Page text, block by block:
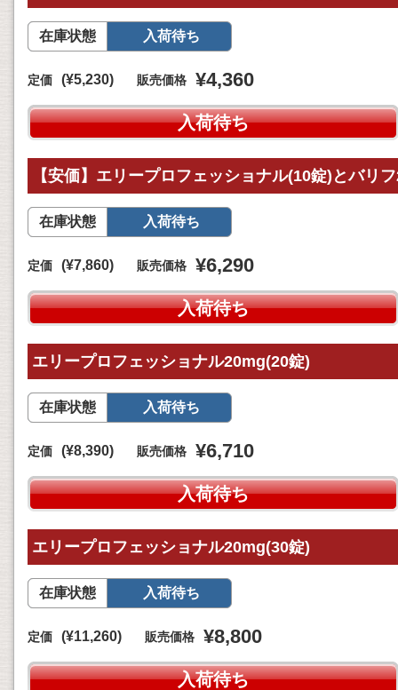
在庫状態 入荷待ち
定価 (¥5,230) 販売価格 ¥4,360
入荷待ち
【安価】エリープロフェッショナル(10錠)とバリ
在庫状態 入荷待ち
定価 (¥7,860) 販売価格 ¥6,290
入荷待ち
エリープロフェッショナル20mg(20錠)
在庫状態 入荷待ち
定価 (¥8,390) 販売価格 ¥6,710
入荷待ち
エリープロフェッショナル20mg(30錠)
在庫状態 入荷待ち
定価 (¥11,260) 販売価格 ¥8,800
入荷待ち